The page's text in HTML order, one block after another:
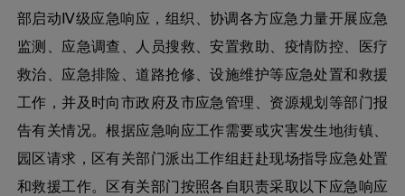
部启动 Ⅳ级应急响应，组织、协调各方应急力量开展应急
监测、应急调查、人员搜救、安置救助、疫情防控、医疗
救治、应急排险、道路抢修、设施维护等应急处置和救援
工作，并及时向市政府及市应急管理、资源规划等部门报
告有关情况。根据应急响应工作需要或灾害发生地街镇、
园区请求，区有关部门派出工作组赶赴现场指导应急处置
和救援工作。区有关部门按照各自职责采取以下应急响应